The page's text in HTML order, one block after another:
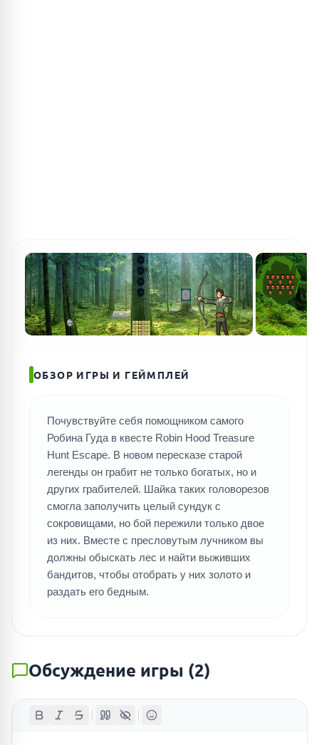
ОБЗОР ИГРЫ И ГЕЙМПЛЕЙ
Почувствуйте себя помощником самого
Робина Гуда в квесте Robin Hood Treasure
Hunt Escape. В новом пересказе старой
легенды он грабит не только богатых, но и
других грабителей. Шайка таких головорезов
смогла заполучить целый сундук с
сокровищами, но бой пережили только двое
из них. Вместе с пресловутым лучником вы
должны обыскать лес и найти выживших
бандитов, чтобы отобрать у них золото и
раздать его бедным.
Обсуждение игры (2)